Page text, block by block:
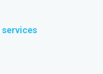
services